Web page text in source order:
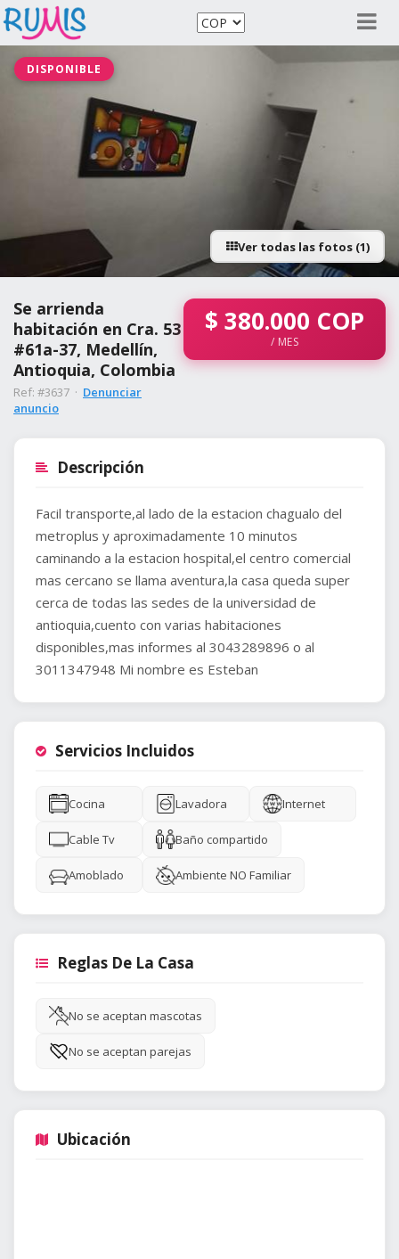
DISPONIBLE
Ver todas las fotos (1)
Se arrienda
habitación en Cra. 53
#61a-37, Medellín,
Antioquia, Colombia
Ref: #3637 · Denunciar
anuncio
$ 380.000 COP
/ MES
Descripción
Facil transporte,al lado de la estacion chagualo del
metroplus y aproximadamente 10 minutos
caminando a la estacion hospital,el centro comercial
mas cercano se llama aventura,la casa queda super
cerca de todas las sedes de la universidad de
antioquia,cuento con varias habitaciones
disponibles,mas informes al 3043289896 o al
3011347948 Mi nombre es Esteban
Servicios Incluidos
Cocina Lavadora Internet
Cable Tv Baño compartido
Amoblado Ambiente NO Familiar
Reglas De La Casa
No se aceptan mascotas
No se aceptan parejas
Ubicación